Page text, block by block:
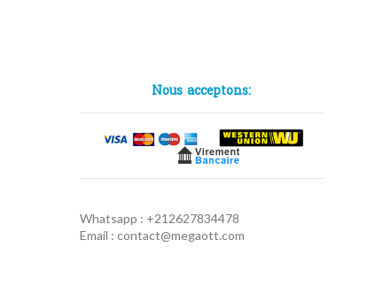
Nous acceptons:
Whatsapp : +212627834478
Email : contact@megaott.com